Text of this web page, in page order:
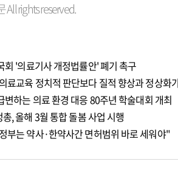
All rights reserved.
회 '의료기사 개정법률안' 폐기 촉구
료교육 정치적 판단보다 질적 향상과 정상화
변하는 의료 환경 대응 80주년 학술대회 개최
, 올해 3월 통합 돌봄 사업 시행
부는 약사·한약사간 면허범위 바로 세워야"